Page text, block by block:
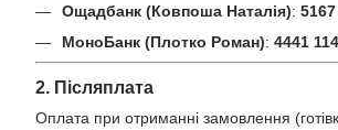
Ощадбанк (Ковпоша Наталія):
МоноБанк (Плотко Роман): 4441
2. Післяплата
Оплата при отриманні замовлення